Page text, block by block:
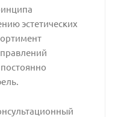
эстетических